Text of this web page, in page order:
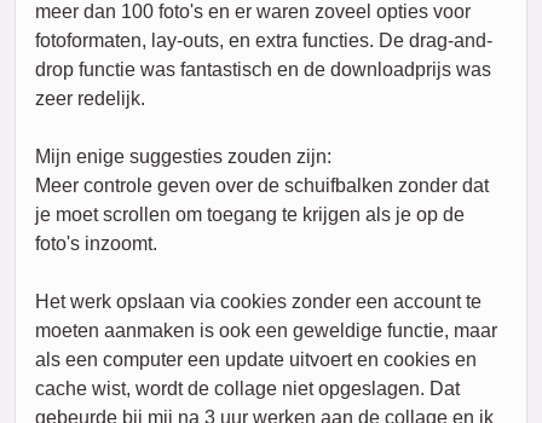
meer dan 100 foto's en er waren zoveel opties voor
fotoformaten, lay-outs, en extra functies. De drag-and-
drop functie was fantastisch en de downloadprijs was
zeer redelijk.
Mijn enige suggesties zouden zijn:
Meer controle geven over de schuifbalken zonder dat
je moet scrollen om toegang te krijgen als je op de
foto's inzoomt.
Het werk opslaan via cookies zonder een account te
moeten aanmaken is ook een geweldige functie, maar
als een computer een update uitvoert en cookies en
cache wist, wordt de collage niet opgeslagen. Dat
gebeurde bij mij na 3 uur werken aan de collage en ik